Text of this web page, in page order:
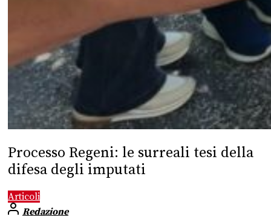
Processo Regeni: le surreali tesi della
difesa degli imputati
Articoli
Redazione